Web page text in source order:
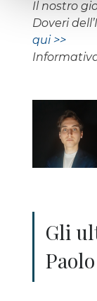
Il nostro
Doveri
qui >>
Gli